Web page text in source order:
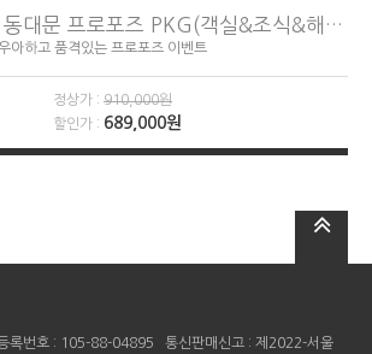
노보텔 앰배서더 동대문 프로포즈 PKG(객실&조식&해피아워 포함)
아하고 품격있는 프로포즈 이벤트
정상가 : 910,000원
할인가 : 689,000원
록번호 : 105-88-04895 통신판매신고 : 제2022-서울